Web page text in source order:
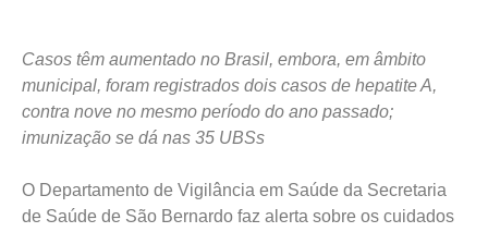
Casos têm aumentado no Brasil, embora, em âmbito
municipal, foram registrados dois casos de hepatite A,
contra nove no mesmo período do ano passado;
imunização se dá nas 35 UBSs
O Departamento de Vigilância em Saúde da Secretaria
de Saúde de São Bernardo faz alerta sobre os cuidados